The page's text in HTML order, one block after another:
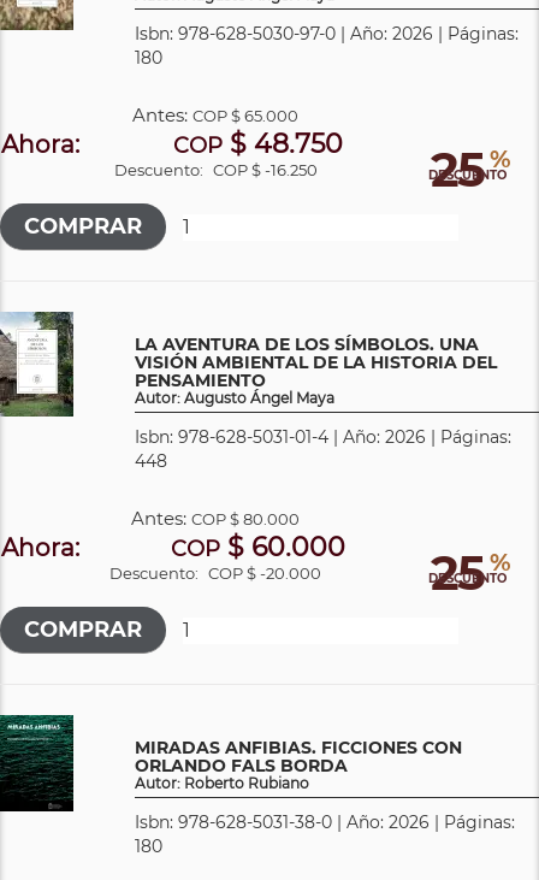
Isbn: 978-628-5030-97-0 | Año: 2026 | Páginas:
180
25 %
DESCUENTO
Antes:COP$ 65.000
Ahora: COP$ 48.750
Descuento: COP $ -16.250
LA AVENTURA DE LOS SÍMBOLOS. UNA
VISIÓN AMBIENTAL DE LA HISTORIA DEL
PENSAMIENTO
Autor: Augusto Ángel Maya
Isbn: 978-628-5031-01-4 | Año: 2026 | Páginas:
448
25 %
DESCUENTO
Antes:COP$ 80.000
Ahora: COP$ 60.000
Descuento: COP $ -20.000
MIRADAS ANFIBIAS. FICCIONES CON
ORLANDO FALS BORDA
Autor: Roberto Rubiano
Isbn: 978-628-5031-38-0 | Año: 2026 | Páginas:
180